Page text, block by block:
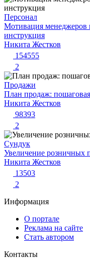
Персонал
Мотивация менеджеров
инструкция
Никита Жестков
154555
2
Продажи
План продаж:
Никита Жестков
98393
2
Сундук
Увеличение розничных
Никита Жестков
13503
2
Информация
О портале
Реклама на сайте
Стать автором
Контакты